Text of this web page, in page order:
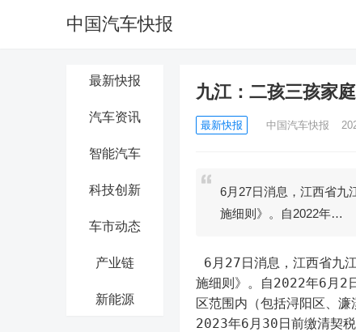
中国汽车快报
最新快报
汽车资讯
智能汽车
科技创新
车市动态
产业链
新能源
九江：二孩三孩家
最新快报 中国汽车快报
6月27日消息，江西省九
施细则》。自2022年…
施细则》。自2022年6月2
区范围内（包括浔阳区、
2023年6月30日前缴清契